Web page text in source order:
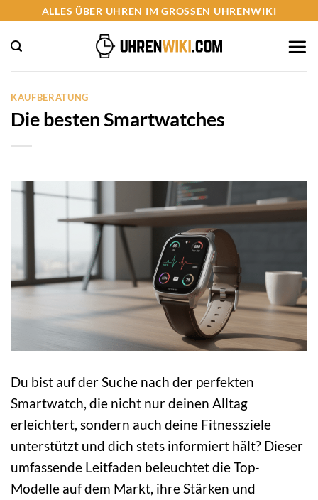
springen
ALLES ÜBER UHREN IM GROSSEN UHRENWIKI
KAUFBERATUNG
Die besten Smartwatches
Du bist auf der Suche nach der perfekten
Smartwatch, die nicht nur deinen Alltag
erleichtert, sondern auch deine Fitnessziele
unterstützt und dich stets informiert hält? Dieser
umfassende Leitfaden beleuchtet die Top-
Modelle auf dem Markt, ihre Stärken und